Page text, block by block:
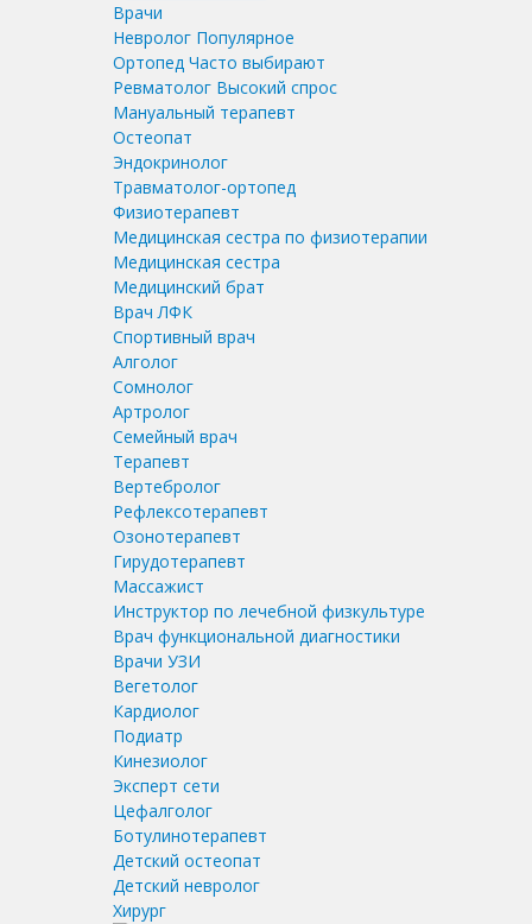
Врачи
Невролог Популярное
Ортопед Часто выбирают
Ревматолог Высокий спрос
Мануальный терапевт
Остеопат
Эндокринолог
Травматолог-ортопед
Физиотерапевт
Медицинская сестра по физиотерапии
Медицинская сестра
Медицинский брат
Врач ЛФК
Спортивный врач
Алголог
Сомнолог
Артролог
Семейный врач
Терапевт
Вертебролог
Рефлексотерапевт
Озонотерапевт
Гирудотерапевт
Массажист
Инструктор по лечебной физкультуре
Врач функциональной диагностики
Врачи УЗИ
Вегетолог
Кардиолог
Подиатр
Кинезиолог
Эксперт сети
Цефалголог
Ботулинотерапевт
Детский остеопат
Детский невролог
Хирург